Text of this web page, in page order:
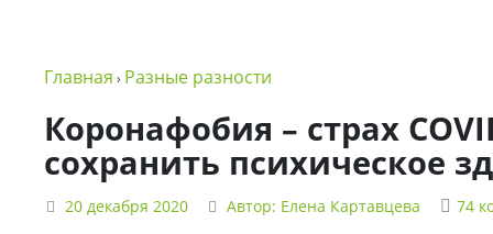
в
NSP
Политика
конфиденциальности
Главная › Разные разности
Коронафобия – страх
сохранить психическое
20 декабря 2020 Автор: Елена Картавцева 74